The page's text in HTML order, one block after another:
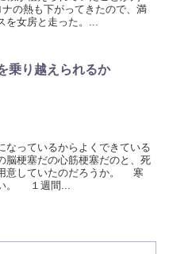
熱も下がってきたので、満
女房と走った。...
乗り越えられるか
っているからよくできている
脳梗塞だの心筋梗塞だのと、死
意していたのだろうか。 寒
い。 １週間...